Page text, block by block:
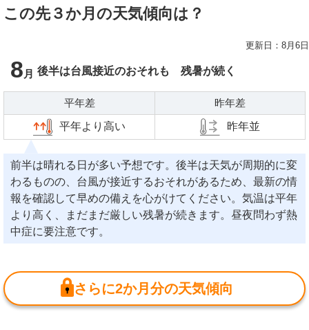
この先３か月の天気傾向は？
更新日：8月6日
8 後半は台風接近のおそれも 残暑が続く
平年差 昨年差
平年より高い 昨年並
前半は晴れる日が多い予想です。後半は天気が周期的に変
わるものの、台風が接近するおそれがあるため、最新の情
報を確認して早めの備えを心がけてください。気温は平年
より高く、まだまだ厳しい残暑が続きます。昼夜問わず熱
中症に要注意です。
さらに2か月分の天気傾向